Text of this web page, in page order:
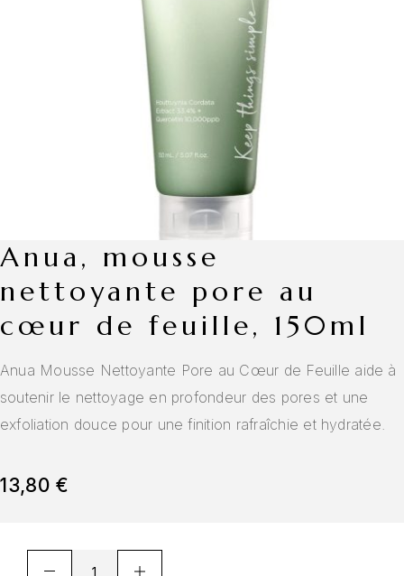
anua, mousse
nettoyante pore au
cœur de feuille, 150ml
Anua Mousse Nettoyante Pore au Cœur de Feuille aide à
soutenir le nettoyage en profondeur des pores et une
exfoliation douce pour une finition rafraîchie et hydratée.
13,80 €